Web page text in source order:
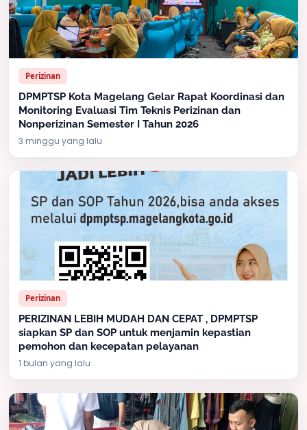
Perizinan
DPMPTSP Kota Magelang Gelar Rapat Koordinasi dan
Monitoring Evaluasi Tim Teknis Perizinan dan
Nonperizinan Semester I Tahun 2026
3 minggu yang lalu
Perizinan
PERIZINAN LEBIH MUDAH DAN CEPAT , DPMPTSP
siapkan SP dan SOP untuk menjamin kepastian
pemohon dan kecepatan pelayanan
1 bulan yang lalu